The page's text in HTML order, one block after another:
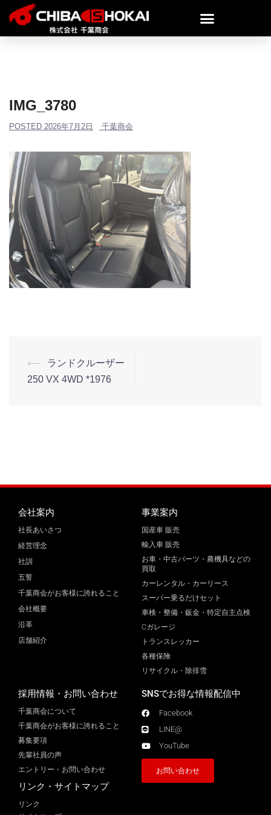
IMG_3780
POSTED 2026年7月2日 千葉商会
⟵
ランドクルーザー
250 VX 4WD *1976
会社案内
社長あいさつ
経営理念
社訓
五誓
千葉商会がお客様に誇れること
会社概要
沿革
店舗紹介
事業案内
国産車 販売
輸入車 販売
お車・中古パーツ・農機具などの
買取
カーレンタル・カーリース
スーパー乗るだけセット
車検・整備・鈑金・特定自主点検
Cガレージ
トランスレッカー
各種保険
リサイクル・除排雪
採用情報・お問い合わせ
千葉商会について
千葉商会がお客様に誇れること​
募集要項
先輩社員の声
エントリー・お問い合わせ
リンク・サイトマップ
リンク
SNSでお得な情報配信中
Facebook
LINE@
YouTube
お問い合わせ